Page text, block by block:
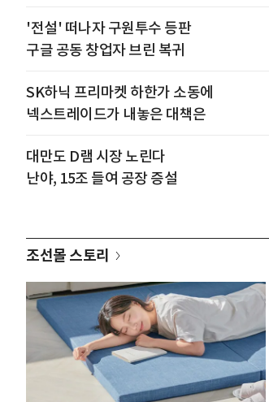
'전설' 떠나자 구원투수 등판
구글 공동 창업자 브린 복귀
SK하닉 프리마켓 하한가 소동에
넥스트레이드가 내놓은 대책은
대만도 D램 시장 노린다
난야, 15조 들여 공장 증설
조선몰 스토리